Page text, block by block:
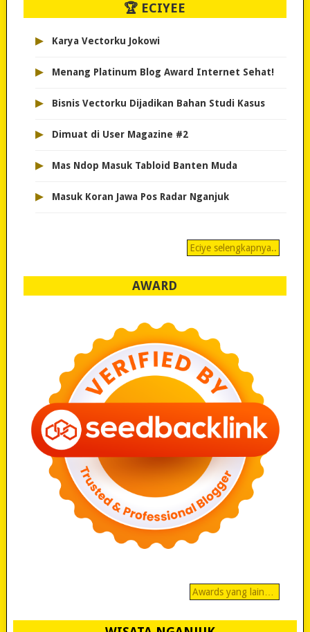
🏆 ECIYEE
▸ Karya Vectorku Jokowi
▸ Menang Platinum Blog Award Internet Sehat!
▸ Bisnis Vectorku Dijadikan Bahan Studi Kasus
▸ Dimuat di User Magazine #2
▸ Mas Ndop Masuk Tabloid Banten Muda
▸ Masuk Koran Jawa Pos Radar Nganjuk
Eciye selengkapnya..
AWARD
Awards yang lain…